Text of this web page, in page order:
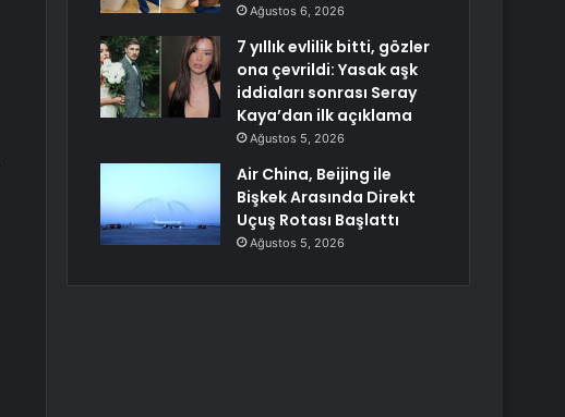
Ağustos 6, 2026
7 yıllık evlilik bitti, gözler
ona çevrildi: Yasak aşk
iddiaları sonrası Seray
Kaya’dan ilk açıklama
Ağustos 5, 2026
Air China, Beijing ile
Bişkek Arasında Direkt
Uçuş Rotası Başlattı
Ağustos 5, 2026